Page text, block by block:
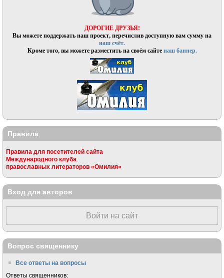
ДОРОГИЕ ДРУЗЬЯ!
Вы можете поддержать наш проект, перечислив доступную вам сумму на
наш счёт.
Кроме того, вы можете разместить на своём сайтенаш баннер.
Правила
Правила для посетителей сайта
Международного клуба
православных литераторов «Омилия»
Вход для авторов
Войти на сайт
Вопрос священнику
Все ответы на вопросы
Ответы священников: